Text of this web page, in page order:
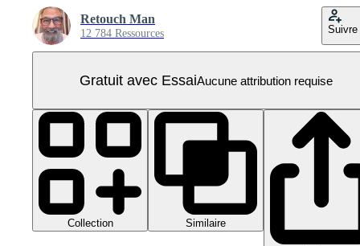
Retouch Man
12 784 Ressources Suivre
Gratuit avec EssaiAucune attribution requise
Collection Similaire